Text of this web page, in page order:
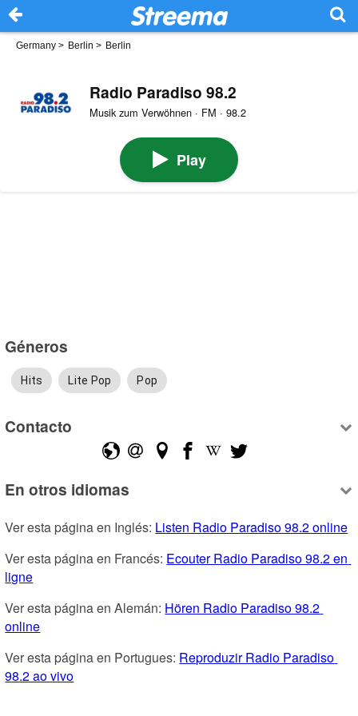
Germany > Berlin > Berlin
Radio Paradiso 98.2
Musik zum Verwöhnen · FM · 98.2
Play
Géneros
Hits Lite Pop Pop
Contacto
En otros idiomas
Ver esta página en Inglés: Listen Radio Paradiso 98.2 online
Ver esta página en Francés: Ecouter Radio Paradiso 98.2 en
ligne
Ver esta página en Alemán: Hören Radio Paradiso 98.2
online
Ver esta página en Portugues: Reproduzir Radio Paradiso
98.2 ao vivo